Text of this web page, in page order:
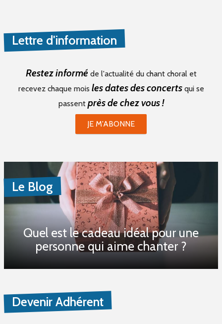
Lettre d'information
Restez informé de l'actualité du chant choral et
recevez chaque mois les dates des concertsqui se
passent près de chez vous !
JE M'ABONNE
Le Blog
Quel est le cadeau idéal pour une
personne qui aime chanter ?
Devenir Adhérent